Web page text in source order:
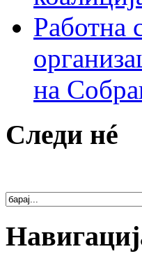
Работна
на
Следи нé